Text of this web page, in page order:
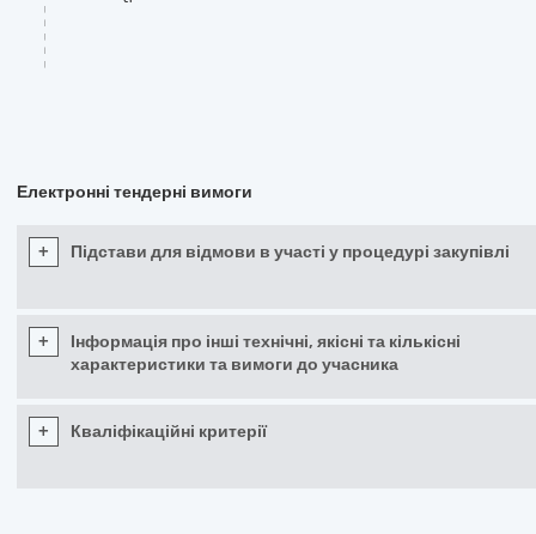
Електронні тендерні вимоги
+ Підстави для відмови в участі у процедурі закупівлі
+
Інформація про інші технічні, якісні та кількісні
характеристики та вимоги до учасника
+ Кваліфікаційні критерії